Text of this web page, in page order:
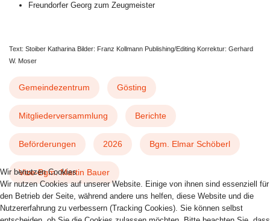
Freundorfer Georg zum Zeugmeister
Text: Stoiber Katharina Bilder: Franz Kollmann Publishing/Editing Korrektur: Gerhard
W. Moser
Gemeindezentrum Gösting
Mitgliederversammlung Berichte
Beförderungen 2026 Bgm. Elmar Schöberl
Vize-Bgm. Martin Bauer
VORHERIGER BEITRAG: 2026 08 21-23
NÄCHSTER
Wir benutzen Cookies
Wir nutzen Cookies auf unserer Website. Einige von ihnen sind essenziell für
den Betrieb der Seite, während andere uns helfen, diese Website und die
Nutzererfahrung zu verbessern (Tracking Cookies). Sie können selbst